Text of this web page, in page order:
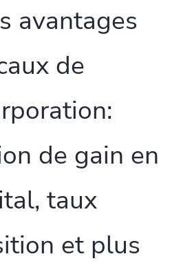
avantages
de
de gain en
taux
et plus